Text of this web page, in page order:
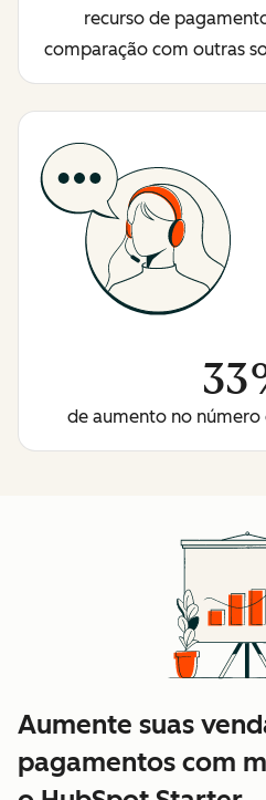
recurso de
comparação com outras
de aumento no
Aumente suas
pagamentos com